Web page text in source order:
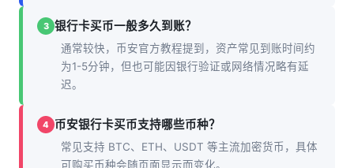
3 银行卡买币一般多久到账？
通常较快，币安官方教程提到，资产常见到账时间约
为1-5分钟，但也可能因银行验证或网络情况略有延
迟。
4 币安银行卡买币支持哪些币种？
常见支持 BTC、ETH、USDT 等主流加密货币，具体
可购买币种会随页面显示而变化。